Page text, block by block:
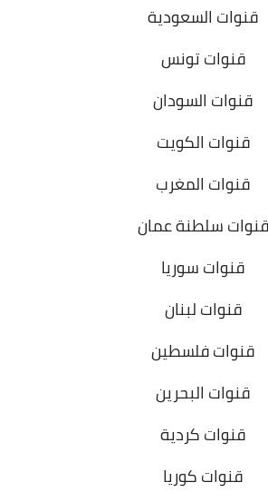
قنوات السعودية
قنوات تونس
قنوات السودان
قنوات الكويت
قنوات المغرب
قنوات سلطنة عمان
قنوات سوريا
قنوات لبنان
قنوات فلسطين
قنوات البحرين
قنوات كردية
قنوات كوريا